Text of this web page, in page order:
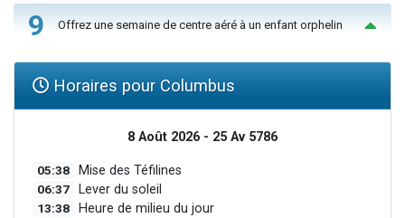
9 Offrez une semaine de centre aéré à un enfant orphelin
Horaires pour Columbus
8 Août 2026 - 25 Av 5786
05:38 Mise des Téfilines
06:37 Lever du soleil
13:38 Heure de milieu du jour